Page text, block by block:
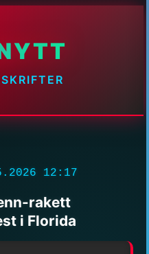
12:17
rakett
i Florida